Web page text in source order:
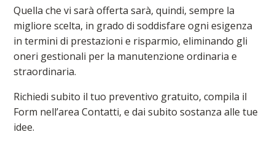
Quella che vi sarà offerta sarà, quindi, sempre la
migliore scelta, in grado di soddisfare ogni esigenza
in termini di prestazioni e risparmio, eliminando gli
oneri gestionali per la manutenzione ordinaria e
straordinaria.
Richiedi subito il tuo preventivo gratuito, compila il
Form nell’area Contatti, e dai subito sostanza alle tue
idee.